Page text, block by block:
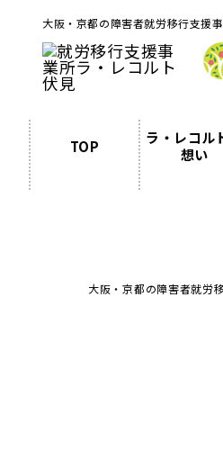
大阪・京都の障害者就労移行支援
TOP
ラ・レコル
想い
大阪・京都の障害者就労